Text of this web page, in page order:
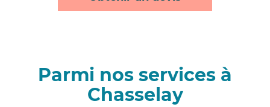
Parmi nos services à
Chasselay